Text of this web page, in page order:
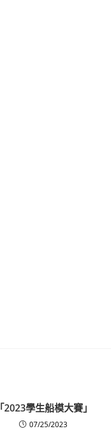
「2023學生船模大賽」
07/25/2023